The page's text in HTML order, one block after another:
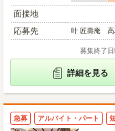
面接地
応募先
叶 匠壽庵 高
募集終了
詳細を見る
急募 アルバイト・パート